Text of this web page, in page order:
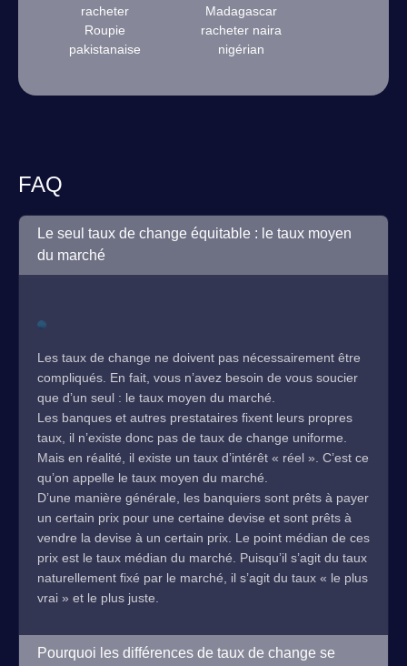
racheter
Roupie
pakistanaise
Madagascar
racheter naira
nigérian
FAQ
Le seul taux de change équitable : le taux moyen
du marché
Les taux de change ne doivent pas nécessairement être
compliqués. En fait, vous n’avez besoin de vous soucier
que d’un seul : le taux moyen du marché.
Les banques et autres prestataires fixent leurs propres
taux, il n’existe donc pas de taux de change uniforme.
Mais en réalité, il existe un taux d’intérêt « réel ». C’est ce
qu’on appelle le taux moyen du marché.
D’une manière générale, les banquiers sont prêts à payer
un certain prix pour une certaine devise et sont prêts à
vendre la devise à un certain prix. Le point médian de ces
prix est le taux médian du marché. Puisqu’il s’agit du taux
naturellement fixé par le marché, il s’agit du taux « le plus
vrai » et le plus juste.
Pourquoi les différences de taux de change se